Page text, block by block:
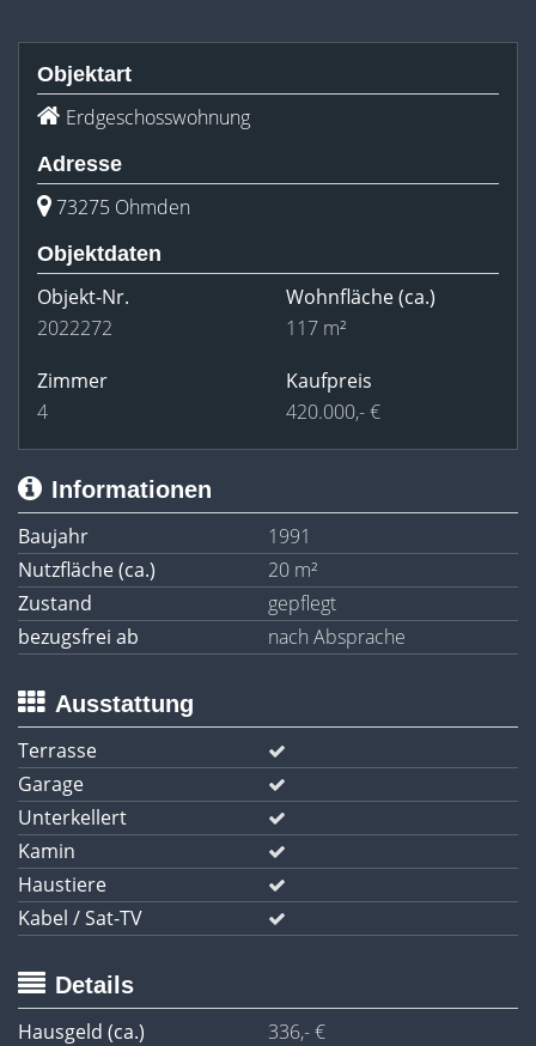
Objektart
Erdgeschosswohnung
Adresse
73275 Ohmden
Objektdaten
Objekt-Nr.
2022272
Wohnfläche(ca.)
117 m²
Zimmer
4
Kaufpreis
420.000,- €
Informationen
Baujahr
1991
Nutzfläche (ca.)
20 m²
Zustand
gepflegt
bezugsfrei ab
nach Absprache
Ausstattung
Terrasse
Garage
Unterkellert
Kamin
Haustiere
Kabel / Sat-TV
Details
Hausgeld (ca.)
336,- €